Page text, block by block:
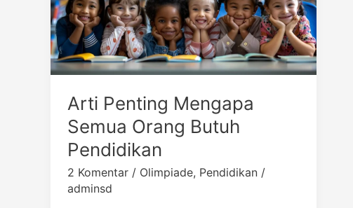
Arti Penting Mengapa
Semua Orang Butuh
Pendidikan
2 Komentar / Olimpiade, Pendidikan /
adminsd
Semua
Orang
Butuh
Pendidikan